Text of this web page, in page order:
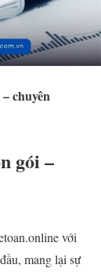
chuyên
gói –
với
mang lại sự